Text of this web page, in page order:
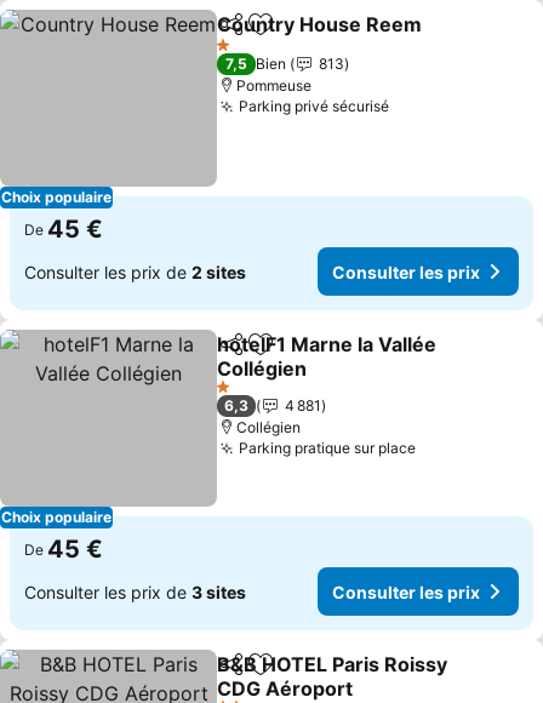
Choix populaire
PartagerAjouter à mes favoris
Country House Reem
1 Étoiles
7,5 Bien
813
Pommeuse
Parking privé sécurisé
De 45 €
Consulter les prix de 2 sites Consulter les prix
Choix populaire
PartagerAjouter à mes favoris
hotelF1 Marne la Vallée
Collégien
1 Étoiles
6,3
4 881
Collégien
Parking pratique sur place
De 45 €
Consulter les prix de 3 sites Consulter les prix
PartagerAjouter à mes favoris
B&B HOTEL Paris Roissy
CDG Aéroport